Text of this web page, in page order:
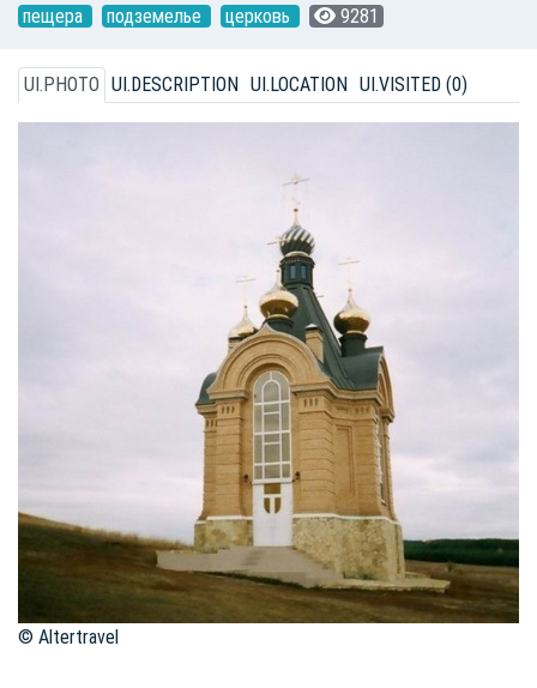
пещера
подземелье церковь 9281
UI.PHOTO UI.DESCRIPTION UI.LOCATION UI.VISITED (0)
© Altertravel